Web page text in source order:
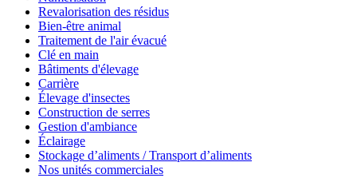
Revalorisation des résidus
Bien-être animal
Traitement de l'air évacué
Clé en main
Bâtiments d'élevage
Carrière
Élevage d'insectes
Construction de serres
Gestion d'ambiance
Éclairage
Stockage d’aliments / Transport d’aliments
Nos unités commerciales